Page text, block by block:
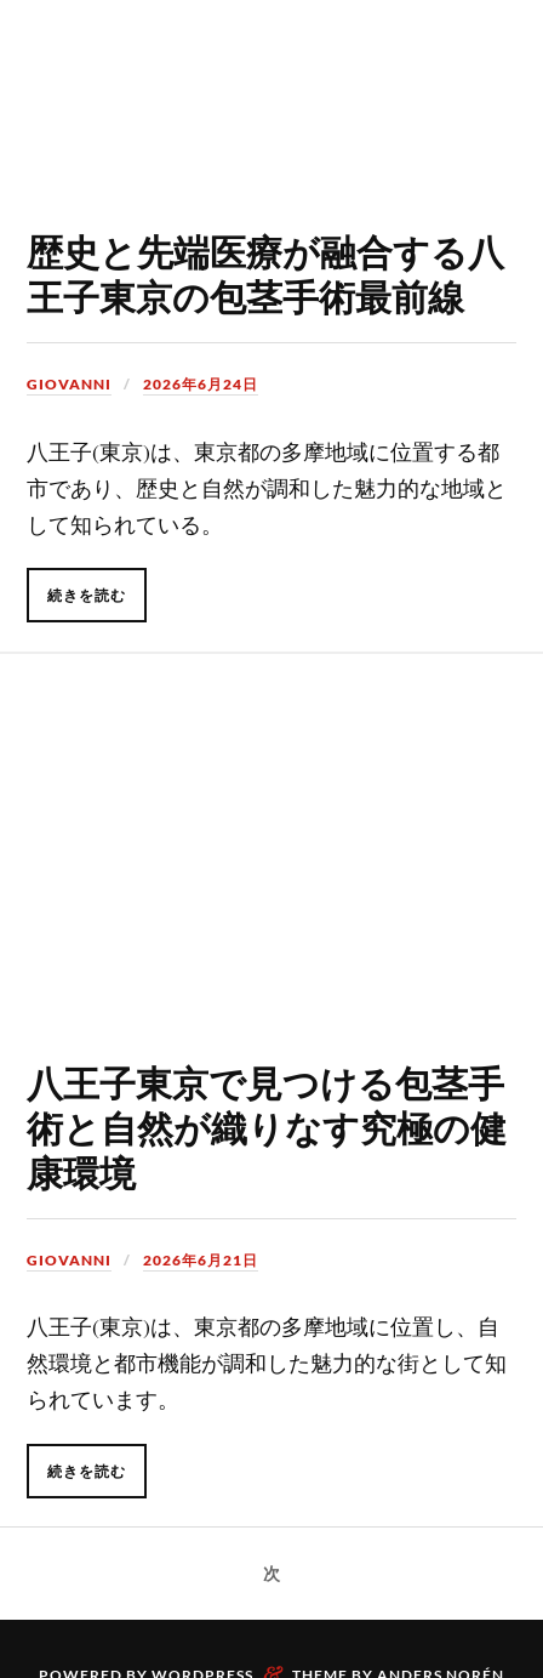
歴史と先端医療が融合する八
王子東京の包茎手術最前線
GIOVANNI 2026年6月24日
八王子(東京)は、東京都の多摩地域に位置する都
市であり、歴史と自然が調和した魅力的な地域と
して知られている。
続きを読む
八王子東京で見つける包茎手
術と自然が織りなす究極の健
康環境
GIOVANNI 2026年6月21日
八王子(東京)は、東京都の多摩地域に位置し、自
然環境と都市機能が調和した魅力的な街として知
られています。
続きを読む
次